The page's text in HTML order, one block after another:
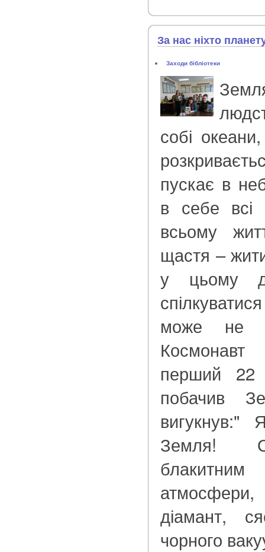
За нас ніхто
Заходи бібліотеки
собі
пускає в
в себе всі
всьому
щастя –
у цьому
може не
перший 22
побачив
вигукнув:"
Земля!
діамант,
чорного